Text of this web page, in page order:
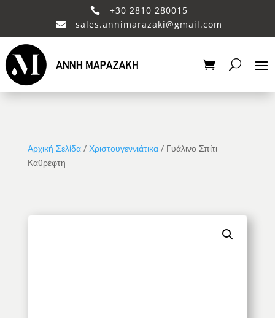
 +30 2810 280015
 sales.annimarazaki@gmail.com
Αρχική Σελίδα/ Χριστουγεννιάτικα/ Γυάλινο Σπίτι
Καθρέφτη